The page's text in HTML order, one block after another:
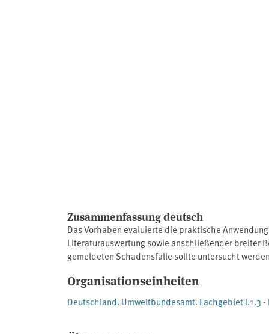
Zusammenfassung deutsch
Das Vorhaben evaluierte die praktische
Literaturauswertung sowie anschließender breiter
gemeldeten Schadensfälle sollte untersucht
rechtssicheren Umgang mit dem USchadG erstellt
Organisationseinheiten
Deutschland. Umweltbundesamt. Fachgebiet I.1.3